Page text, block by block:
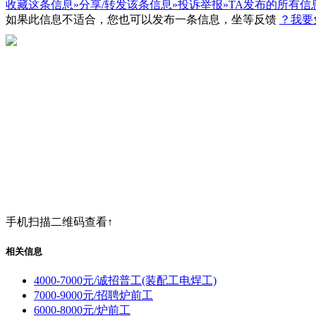
收藏这条信息»分享/转发该条信息»投诉举报»TA发布的所有信
如果此信息不适合，您也可以发布一条信息，坐等反馈 ？我
手机扫描二维码查看↑
相关信息
4000-7000元/诚招普工(装配工电焊工)
7000-9000元/招聘炉前工
6000-8000元/炉前工